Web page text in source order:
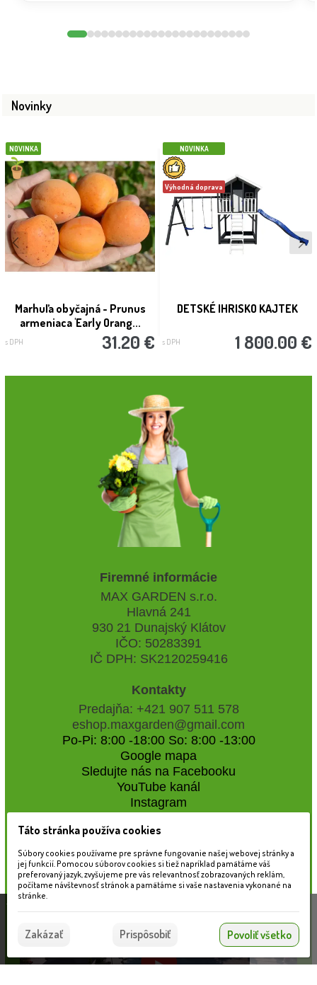
Novinky
NOVINKA
Marhuľa obyčajná - Prunus
armeniaca 'Early Orang...
s DPH 31.20 €
NOVINKA
Výhodná doprava
DETSKÉ IHRISKO KAJTEK
s DPH 1 800.00 €
Firemné informácie
MAX GARDEN s.r.o.
Hlavná 241
930 21 Dunajský Klátov
IČO: 50283391
IČ DPH: SK2120259416
Kontakty
Predajňa: +421 907 511 578
eshop.maxgarden@gmail.com
Po-Pi: 8:00 -18:00 So: 8:00 -13:00
Google mapa
Sledujte nás na Facebooku
YouTube kanál
Instagram
Naše záhradné centrum
Táto stránka používa súbory cookies, ktoré nám
pomáhajú poskytovať služby. Používaním našich
služieb vyjadrujete súhlas s používaním súborov
Súhlasím
Táto stránka používa cookies
Súbory cookies používame pre správne fungovanie našej webovej stránky a
jej funkcií. Pomocou súborov cookies si tiež napríklad pamätáme váš
preferovaný jazyk, zvyšujeme pre vás relevantnosť zobrazovaných reklám,
počítame návštevnosť stránok a pamätáme si vaše nastavenia vykonané na
stránke.
Zakázať Prispôsobiť Povoliť všetko